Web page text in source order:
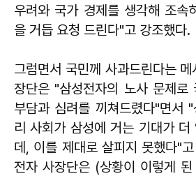
우려와 국가 경제를 생각해 조속
을 거듭 요청 드린다"고 강조했다.
그럼면서 국민께 사과드린다는
장단은 "삼성전자의 노사 문제로
부담과 심려를 끼쳐드렸다"면서
리 사회가 삼성에 거는 기대가
데, 이를 제대로 살피지 못했다"
전자 사장단은 (상황이 이렇게